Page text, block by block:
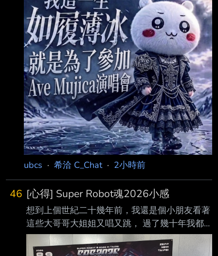
束後我就像是炒翻天喝了蘑菇湯的評審 還想要更
多，太棒了，我給一萬分都不夠打
https://i.imgur.com/4LD1V59.jpeg
https://i.imgur.com/AotP9Po.jpeg 早上還在大暴
雨，一直撐到下午三點半我才從台北騎車出發 但
真的天祐母雞卡，四點多
ubcs · 希洽 C_Chat· 2小時前
46 [心得] Super Robot魂2026小感
想到上個世紀二十幾年前，我還是個小朋友看著
這些大哥哥大姐姐又唱又跳， 過了幾十年我都
變成中年阿北了， 這些人的歌聲以及舉手投足
的肢體動作還是讓我感覺他們就像當年的大哥哥